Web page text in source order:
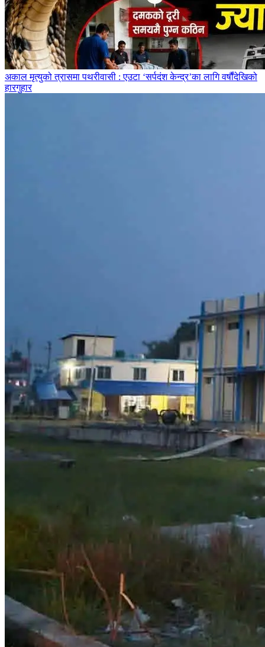
अकाल मृत्युको त्रासमा पथरीवासी : एउटा ‘सर्पदंश केन्द्र’का लागि वर्षौंदेखिको
हारगुहार